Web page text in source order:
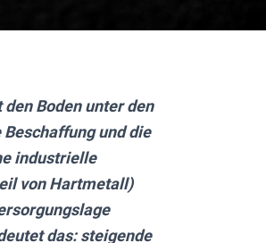
Boden unter den
und die
industrielle
von Hartmetall)
das: steigende